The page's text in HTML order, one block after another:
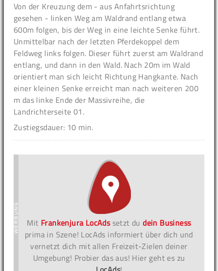
Von der Kreuzung dem - aus Anfahrtsrichtung
gesehen - linken Weg am Waldrand entlang etwa
600m folgen, bis der Weg in eine leichte Senke führt.
Unmittelbar nach der letzten Pferdekoppel dem
Feldweg links folgen. Dieser führt zuerst am Waldrand
entlang, und dann in den Wald. Nach 20m im Wald
orientiert man sich leicht Richtung Hangkante. Nach
einer kleinen Senke erreicht man nach weiteren 200
m das linke Ende der Massivreihe, die
Landrichterseite 01.
Zustiegsdauer: 10 min.
Mit Frankenjura LocAdssetzt dudein Business
prima in Szene! LocAds informiert über dich und
vernetzt dich mit allen Freizeit-Zielen deiner
Umgebung! Probier das aus! Hier geht es zu